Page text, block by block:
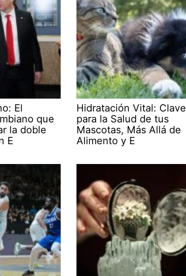
El
que
la doble
E
Hidratación Vital: Clave
para la Salud de tus
Mascotas, Más Allá de
Alimento y E